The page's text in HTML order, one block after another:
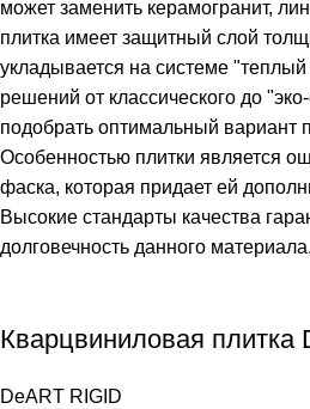
может заменить керамогранит,
плитка имеет защитный слой
укладывается на системе
решений от классического до
подобрать оптимальный вариант
Особенностью плитки является
фаска, которая придает ей
Высокие стандарты качества
долговечность данного материала.
Кварцвиниловая плитка
DeART RIGID